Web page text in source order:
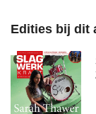
Edities bij dit